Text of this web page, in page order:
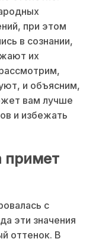
при этом
в сознании,
их
и объясним,
вам лучше
и избежать
примет
с
эти значения
оттенок. В